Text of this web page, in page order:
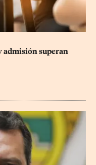
admisión superan